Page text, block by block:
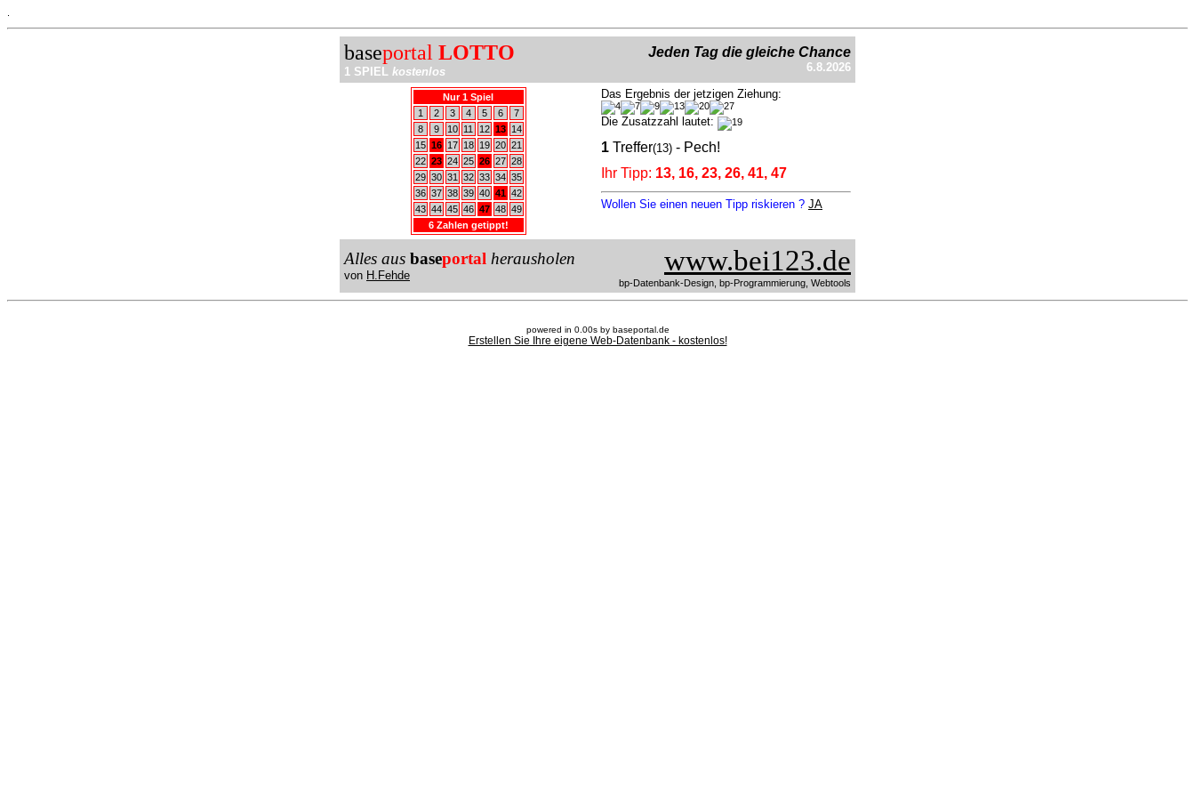
baseportal LOTTO
1 SPIEL kostenlos
Jeden Tag die gleiche Chance
6.8.2026
Nur 1 Spiel
1
2 3 4 5 6
7
8
9 10 11 12 13
14
15 16 17 18 19 20 21
22 23 24 25 26 27 28
29 30 31 32 33 34 35
36 37 38 39 40 41 42
43 44 45 46 47 48 49
6 Zahlen getippt!
Das Ergebnis der jetzigen Ziehung:
Die Zusatzzahl lautet:
1 Treffer(13) - Pech!
Ihr Tipp: 13, 16, 23, 26, 41, 47
Wollen Sie einen neuen Tipp riskieren ? JA
Alles aus baseportal herausholen
von H.Fehde www.bei123.de
bp-Datenbank-Design, bp-Programmierung, Webtools
powered in 0.00s by baseportal.de
Erstellen Sie Ihre eigene Web-Datenbank - kostenlos!